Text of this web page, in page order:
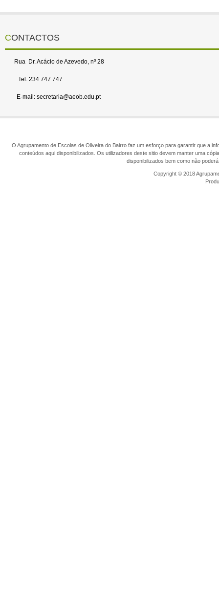
CONTACTOS
Rua Dr. Acácio de Azevedo, nº 28
Tel: 234 747 747
E-mail: secretaria@aeob.edu.pt
O Agrupamento de Escolas de Oliveira do Bairro faz um esforço para garantir que a
conteúdos aqui disponibilizados. Os utilizadores deste sitio devem manter uma
disponibilizados bem como não
Copyright © 2018